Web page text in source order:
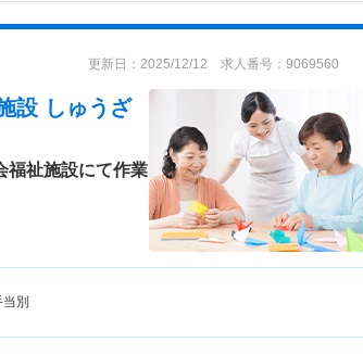
更新日：2025/12/12 求人番号：9069560
設 しゅうざ
福祉施設にて作業
別